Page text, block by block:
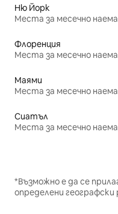
Ню Йорк
Места за месечно
Флоренция
Места за месечно
Маями
Места за месечно
Сиатъл
Места за месечно
*Възможно е да се
определени